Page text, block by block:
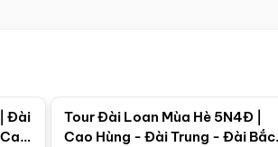
Đài
Tour Đài Loan Mùa Hè 5N4Đ |
Cao Hùng - Đài Trung - Đài Bắc